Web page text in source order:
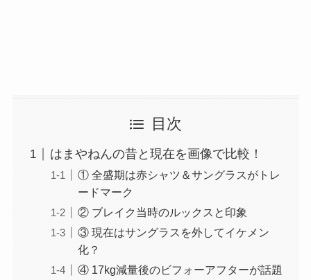
目次
はまやねんの昔と現在を画像で比較！
① 全盛期は赤シャツ＆サングラスがトレ
ードマーク
② ブレイク当時のルックスと印象
③ 現在はサングラスを外してイケメン
化？
④ 17kg減量後のビフォーアフターが話題